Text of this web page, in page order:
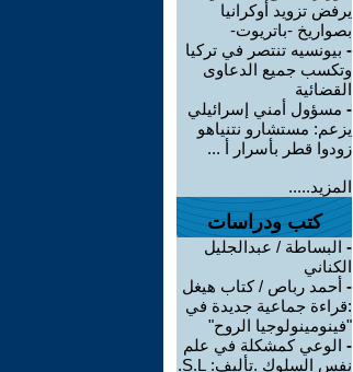
يرفض تزويد أوكرانيا
بصواريخ -باتريوت-
- بيونسيه تنتصر في تركيا
وتكسب جميع الدعاوى
القضائية
- مسؤول أمني إسرائيلي
يزعم: مستشارو نتنياهو
زودوا قطر بأسرار أ ...
المزيد.....
كتب ودراسات
- البساطة / عبدالجليل
الكناني
- أحمد رباص / كتاب هيغل
:قراءة جماعية جديدة في
"فينومينولوجيا الروح"
- الوعي كمشكلة في علم
نفس السلوك .تأليف: S.L.